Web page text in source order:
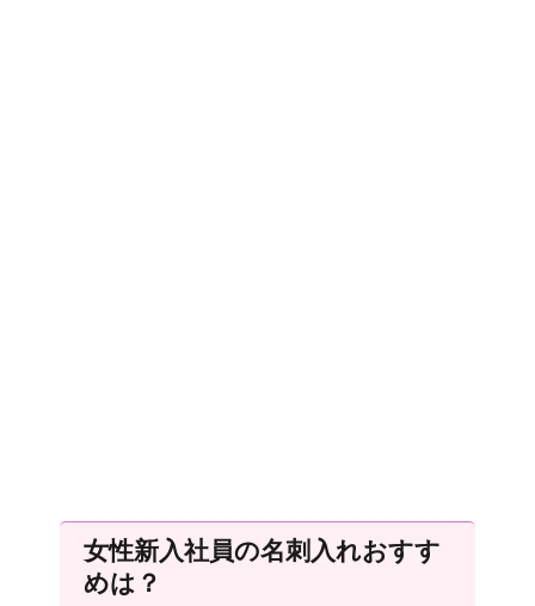
女性新入社員の名刺入れおすす
めは？